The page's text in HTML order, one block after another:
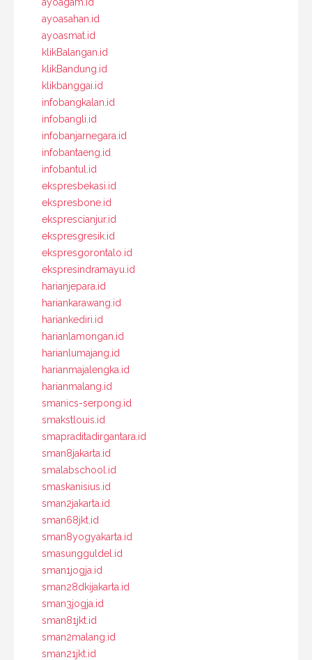
ayoasahan.id
ayoasmat.id
klikBalangan.id
klikBandung.id
klikbanggai.id
infobangkalan.id
infobangli.id
infobanjarnegara.id
infobantaeng.id
infobantul.id
ekspresbekasi.id
ekspresbone.id
eksprescianjur.id
ekspresgresik.id
ekspresgorontalo.id
ekspresindramayu.id
harianjepara.id
hariankarawang.id
hariankediri.id
harianlamongan.id
harianlumajang.id
harianmajalengka.id
harianmalang.id
smanics-serpong.id
smakstlouis.id
smapraditadirgantara.id
sman8jakarta.id
smalabschool.id
smaskanisius.id
sman2jakarta.id
sman68jkt.id
sman8yogyakarta.id
smasungguldel.id
sman1jogja.id
sman28dkijakarta.id
sman3jogja.id
sman81jkt.id
sman2malang.id
sman21jkt.id